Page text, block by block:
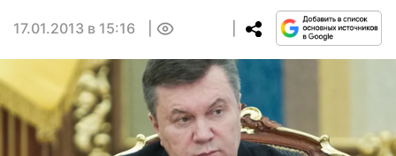
17.01.2013 в 15:16